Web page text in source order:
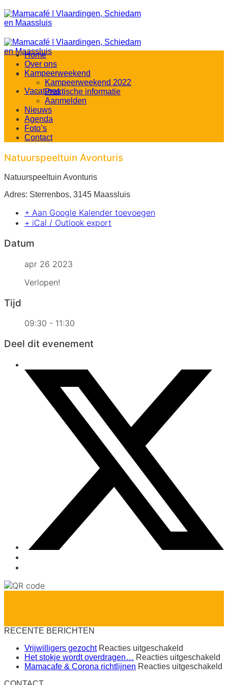
Ga
naar
inhoud
Vacatures
Home
Over ons
Kampeerweekend
Kampeerweekend 2022
Praktische informatie
Aanmelden
Nieuws
Agenda
Foto’s
Contact
Natuurspeeltuin Avonturis
Natuurspeeltuin Avonturis
Adres: Sterrenbos, 3145 Maassluis
+ Aan Google Kalender toevoegen
+ iCal / Outlook export
Datum
apr 26 2023
Verlopen!
Tijd
09:30 - 11:30
Deel dit evenement
RECENTE BERICHTEN
Vrijwilligers gezocht Reacties uitgeschakeld
Vrijwilligers
gezocht
Het stokje wordt overdragen… Reacties uitgeschakeld
Mamacafe & Corona richtlijnen Reacties uitgeschakeld